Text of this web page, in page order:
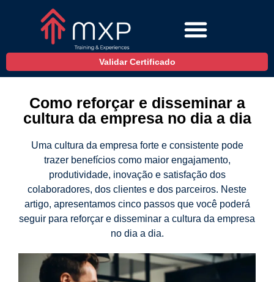
Validar Certificado
Como reforçar e disseminar a
cultura da empresa no dia a dia
Uma cultura da empresa forte e consistente pode
trazer benefícios como maior engajamento,
produtividade, inovação e satisfação dos
colaboradores, dos clientes e dos parceiros. Neste
artigo, apresentamos cinco passos que você poderá
seguir para reforçar e disseminar a cultura da empresa
no dia a dia.